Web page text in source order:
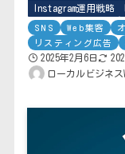
Instagram運用戦略
SNS Web集客
リスティング広告
2025年2月6日
ローカルビジネス